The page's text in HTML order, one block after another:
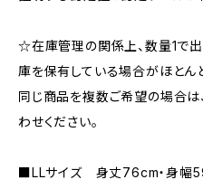
☆在庫管理の関係上、数量1で
庫を保有している場合がほとん
同じ商品を複数ご希望の場合は
わせください。
■LLサイズ 身丈76cm・身幅